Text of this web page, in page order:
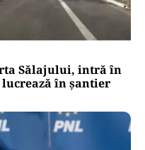
Sălajului, intră în
lucrează în șantier